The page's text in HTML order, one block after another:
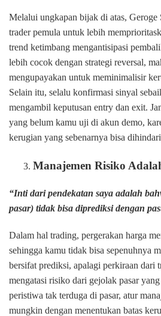
Melalui ungkapan bijak di atas, Geroge
trader pemula untuk lebih
trend ketimbang mengantisipasi
lebih cocok dengan strategi reversal,
mengupayakan untuk meminimalisir
Selain itu, selalu konfirmasi sinyal
mengambil keputusan entry dan exit.
yang belum kamu uji di akun demo,
kerugian yang sebenarnya bisa
Manajemen Risiko
“Inti dari pendekatan saya adalah
pasar) tidak bisa diprediksi dengan
Dalam hal trading, pergerakan harga
sehingga kamu tidak bisa sepenuhnya
bersifat prediksi, apalagi perkiraan dari
mengatasi risiko dari gejolak pasar
peristiwa tak terduga di pasar, atur
mungkin dengan menentukan batas